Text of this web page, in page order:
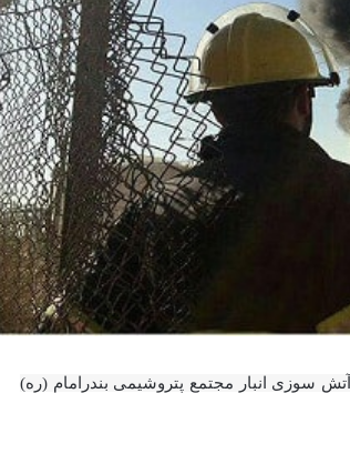
و ۸۰۰ میلیون تومانی آتش سوزی انبار مجتمع پتروشیمی بندرامام (ره)